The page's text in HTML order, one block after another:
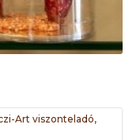
Art viszonteladó,